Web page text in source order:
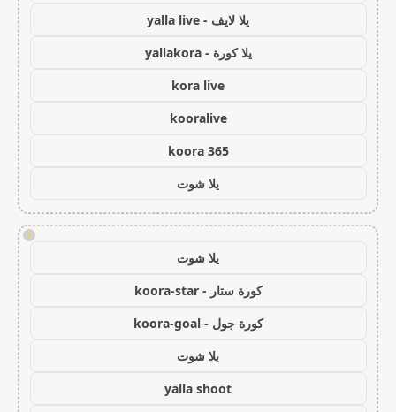
يلا لايف - yalla live
يلا كورة - yallakora
kora live
kooralive
koora 365
يلا شوت
!
يلا شوت
كورة ستار - koora-star
كورة جول - koora-goal
يلا شوت
yalla shoot